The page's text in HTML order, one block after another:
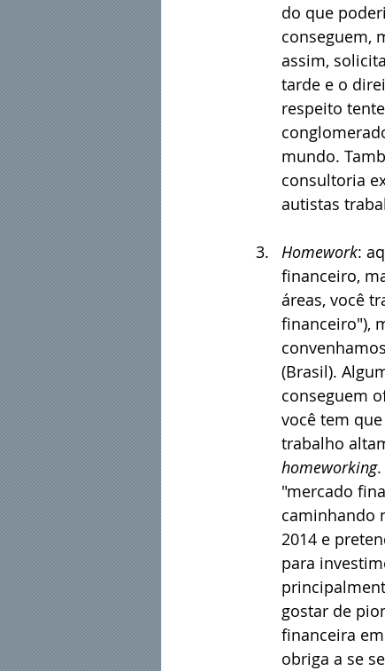
do que
conseguem,
assim,
tarde e o
respeito
mundo.
consultoria
autistas
Homework:
financeiro,
áreas, você
financeiro"),
(Brasil).
conseguem
você tem
trabalho
homeworking
"mercado
caminhando
2014 e
para
gostar de
financeira em
obriga a se